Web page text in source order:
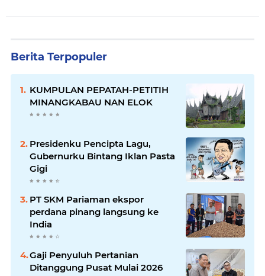
Berita Terpopuler
KUMPULAN PEPATAH-PETITIH
MINANGKABAU NAN ELOK
Presidenku Pencipta Lagu,
Gubernurku Bintang Iklan Pasta
Gigi
PT SKM Pariaman ekspor
perdana pinang langsung ke
India
Gaji Penyuluh Pertanian
Ditanggung Pusat Mulai 2026